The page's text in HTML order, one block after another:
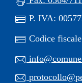
P. IVA:
Codice